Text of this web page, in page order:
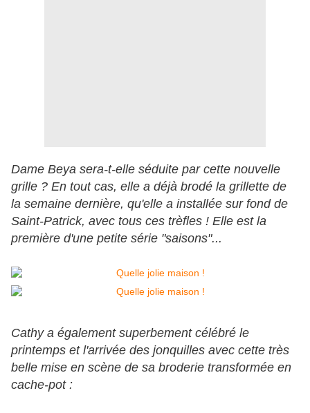
Dame Beya sera-t-elle séduite par cette nouvelle
grille ? En tout cas, elle a déjà brodé la grillette de
la semaine dernière, qu'elle a installée sur fond de
Saint-Patrick, avec tous ces trèfles ! Elle est la
première d'une petite série "saisons"...
Cathy a également superbement célébré le
printemps et l'arrivée des jonquilles avec cette très
belle mise en scène de sa broderie transformée en
cache-pot :